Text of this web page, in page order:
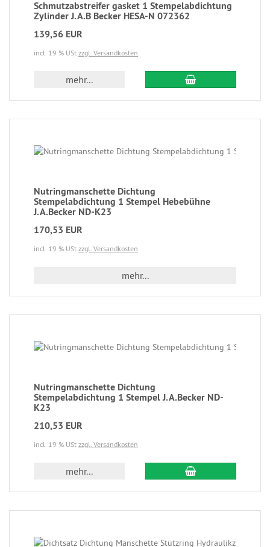
Schmutzabstreifer gasket 1 Stempelabdichtung
Zylinder J.A.B Becker HESA-N 072362
139,56 EUR
incl. 19 % USt zzgl. Versandkosten
mehr...
Nutringmanschette Dichtung
Stempelabdichtung 1 Stempel Hebebühne
J.A.Becker ND-K23
170,53 EUR
incl. 19 % USt zzgl. Versandkosten
mehr...
Nutringmanschette Dichtung
Stempelabdichtung 1 Stempel J.A.Becker ND-
K23
210,53 EUR
incl. 19 % USt zzgl. Versandkosten
mehr...